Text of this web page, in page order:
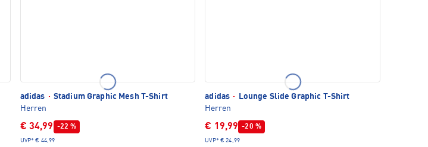
adidas · Stadium Graphic Mesh T-Shirt
Herren
€ 34,99 -22 %
UVP* € 44,99
adidas ·
Lounge Slide Graphic T-Shirt
Herren
€ 19,99 -20 %
UVP* € 24,99